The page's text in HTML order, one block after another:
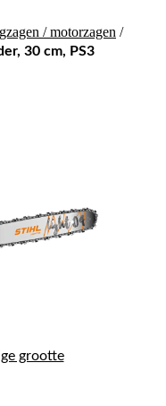
/ motorzagen /
30 cm, PS3
grootte